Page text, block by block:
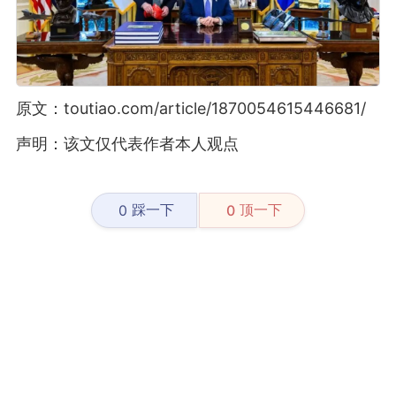
原文：toutiao.com/article/1870054615446681/
声明：该文仅代表作者本人观点
0 踩一下 0 顶一下